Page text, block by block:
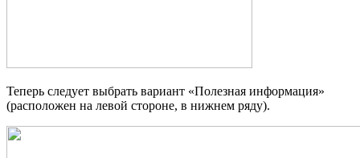
Теперь следует выбрать вариант «Полезная информация»
(расположен на левой стороне, в нижнем ряду).